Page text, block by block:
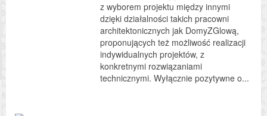
z wyborem projektu między innymi
dzięki działalności takich pracowni
architektonicznych jak DomyZGlową,
proponujących też możliwość realizacji
indywidualnych projektów, z
konkretnymi rozwiązaniami
technicznymi. Wyłącznie pozytywne o...